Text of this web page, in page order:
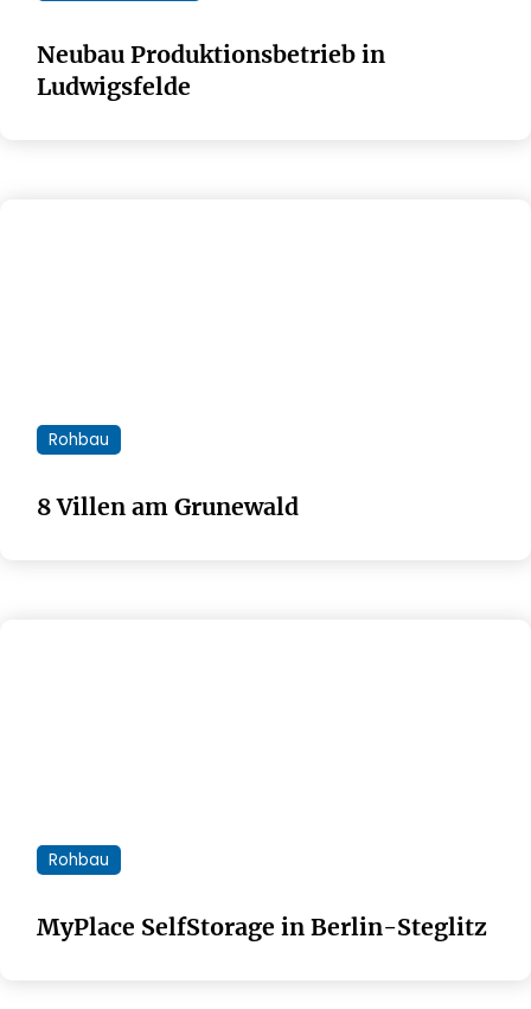
Neubau Produktionsbetrieb in
Ludwigsfelde
Rohbau
8 Villen am Grunewald
Rohbau
MyPlace SelfStorage in Berlin-Steglitz